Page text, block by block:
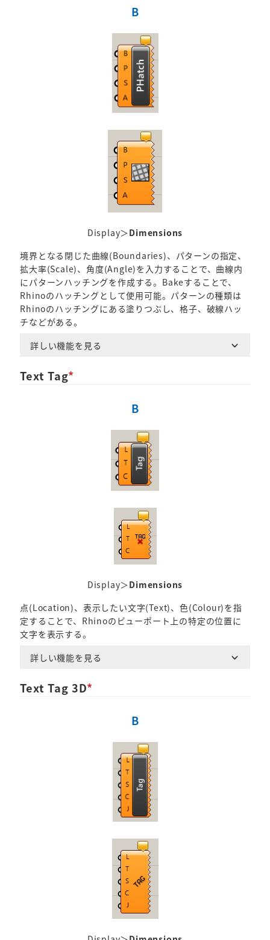
B
Display＞Dimensions
境界となる閉じた曲線(Boundaries)、パターンの指定、
拡大率(Scale)、角度(Angle)を入力することで、曲線内
にパターンハッチングを作成する。Bakeすることで、
Rhinoのハッチングとして使用可能。パターンの種類は
Rhinoのハッチングにある塗りつぶし、格子、破線ハッ
チなどがある。
詳しい機能を見る
Text Tag*
B
Display＞Dimensions
点(Location)、表示したい文字(Text)、色(Colour)を指
定することで、Rhinoのビューポート上の特定の位置に
文字を表示する。
詳しい機能を見る
Text Tag 3D*
B